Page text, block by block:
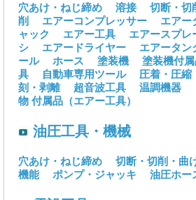
穴あけ・ねじ締め 溶接 切断・切
削
エアーコンプレッサー エアー
ャック
エアー工具 エアースプレ
シ
エアードライヤー エアータン
ール
ホース 塗装機 塗装機付
具
自動車専用ツール 圧着・圧縮
刻・剥離
超音波工具 温調機器
物 付属品（エアー工具）
油圧工具・機械
穴あけ・ねじ締め 切断・切削・曲
機能
ポンプ・ジャッキ 油圧ホー